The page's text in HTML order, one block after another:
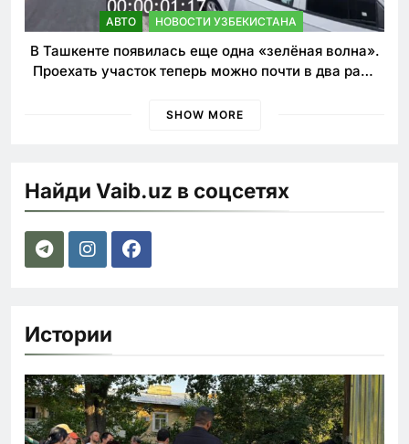
АВТО НОВОСТИ УЗБЕКИСТАНА
В Ташкенте появилась еще одна «зелёная волна».
Проехать участок теперь можно почти в два раза
SHOW MORE
Найди Vaib.uz в соцсетях
Истории